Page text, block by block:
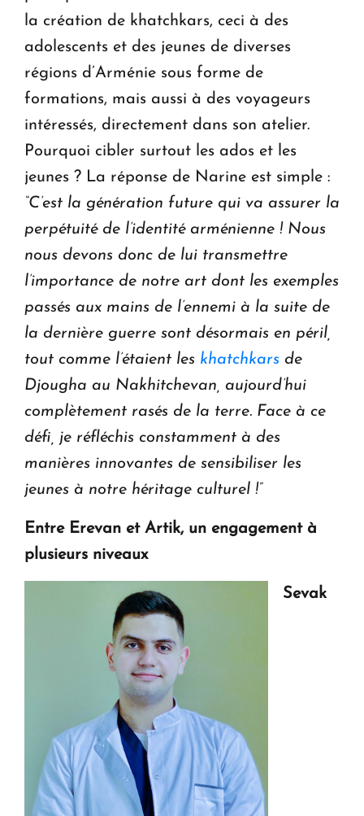
la création de khatchkars, ceci à des
adolescents et des jeunes de diverses
régions d’Arménie sous forme de
formations, mais aussi à des voyageurs
intéressés, directement dans son atelier.
Pourquoi cibler surtout les ados et les
jeunes ? La réponse de Narine est simple :
“C’est la génération future qui va assurer la
perpétuité de l’identité arménienne ! Nous
nous devons donc de lui transmettre
l’importance de notre art dont les exemples
passés aux mains de l’ennemi à la suite de
la dernière guerre sont désormais en péril,
tout comme l’étaient les khatchkars de
Djougha au Nakhitchevan, aujourd’hui
complètement rasés de la terre. Face à ce
défi, je réfléchis constamment à des
manières innovantes de sensibiliser les
jeunes à notre héritage culturel !”
Entre Erevan et Artik, un engagement à
plusieurs niveaux
Sevak